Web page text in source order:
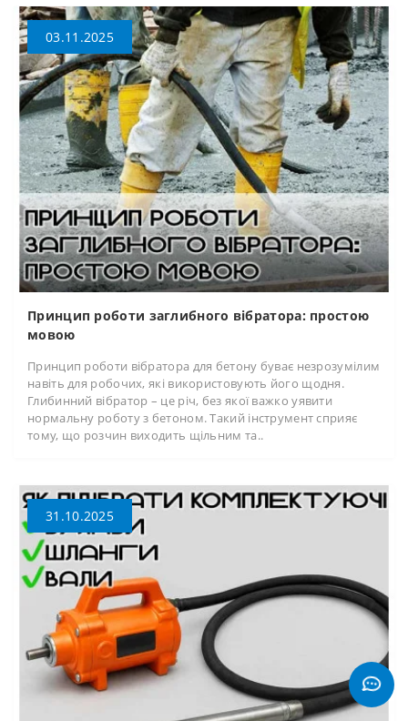
03.11.2025
Принцип роботи заглибного вібратора: простою
мовою
Принцип роботи вібратора для бетону буває незрозумілим
навіть для робочих, які використовують його щодня.
Глибинний вібратор – це річ, без якої важко уявити
нормальну роботу з бетоном. Такий інструмент сприяє
тому, що розчин виходить щільним та..
31.10.2025